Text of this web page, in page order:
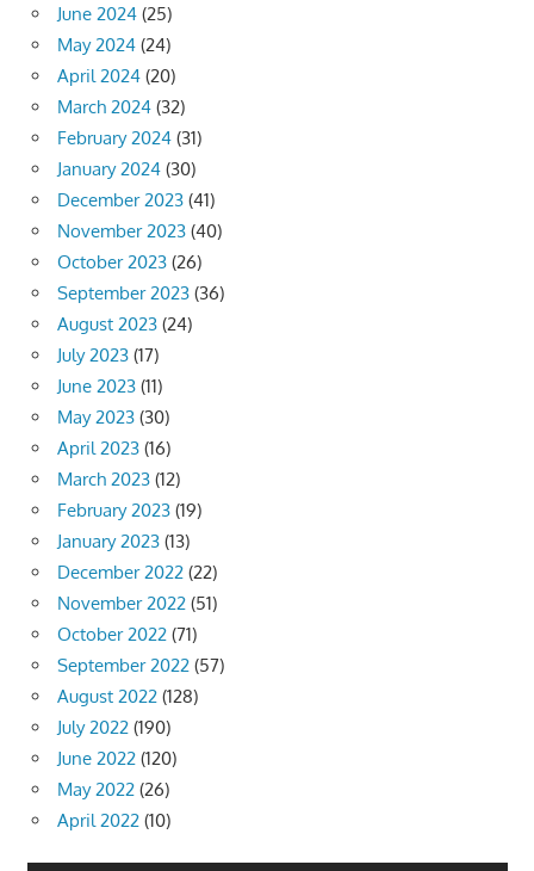
June 2024 (25)
May 2024 (24)
April 2024 (20)
March 2024 (32)
February 2024 (31)
January 2024 (30)
December 2023 (41)
November 2023 (40)
October 2023 (26)
September 2023 (36)
August 2023 (24)
July 2023 (17)
June 2023 (11)
May 2023 (30)
April 2023 (16)
March 2023 (12)
February 2023 (19)
January 2023 (13)
December 2022 (22)
November 2022 (51)
October 2022 (71)
September 2022 (57)
August 2022 (128)
July 2022 (190)
June 2022 (120)
May 2022 (26)
April 2022 (10)